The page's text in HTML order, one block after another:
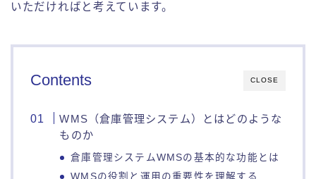
いただければと考えています。
CLOSE
Contents
WMS（倉庫管理システム）とはどのような
ものか
倉庫管理システムWMSの基本的な功能とは
WMSの役割と運用の重要性を理解する